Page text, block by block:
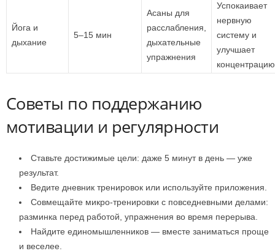
Йога и
дыхание
5–15 мин
Асаны для
расслабления,
дыхательные
упражнения
Успокаивает
нервную
систему и
улучшает
концентрацию
Советы по поддержанию
мотивации и регулярности
Ставьте достижимые цели: даже 5 минут в день — уже
результат.
Ведите дневник тренировок или используйте приложения.
Совмещайте микро-тренировки с повседневными делами:
разминка перед работой, упражнения во время перерыва.
Найдите единомышленников — вместе заниматься проще
и веселее.